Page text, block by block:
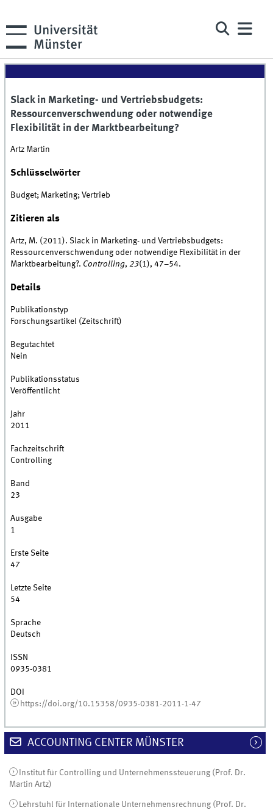
Slack in Marketing- und Vertriebsbudgets:
Ressourcenverschwendung oder notwendige
Flexibilität in der Marktbearbeitung?
Artz Martin
Schlüsselwörter
Budget; Marketing; Vertrieb
Zitieren als
Artz, M. (2011). Slack in Marketing- und Vertriebsbudgets:
Ressourcenverschwendung oder notwendige Flexibilität in der
Marktbearbeitung?. Controlling,23(1), 47–54.
Details
Publikationstyp
Forschungsartikel (Zeitschrift)
Begutachtet
Nein
Publikationsstatus
Veröffentlicht
Jahr
2011
Fachzeitschrift
Controlling
Band
23
Ausgabe
1
Erste Seite
47
Letzte Seite
54
Sprache
Deutsch
ISSN
0935-0381
DOI
https://doi.org/10.15358/0935-0381-2011-1-47
ACCOUNTING CENTER MÜNSTER
Institut für Controlling und Unternehmenssteuerung (Prof. Dr.
Martin Artz)
Lehrstuhl für Internationale Unternehmensrechnung (Prof. Dr.